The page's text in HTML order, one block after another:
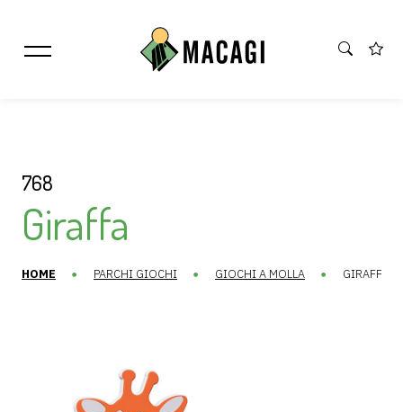
768
Giraffa
HOME PARCHI GIOCHI GIOCHI A MOLLA GIRAFFA